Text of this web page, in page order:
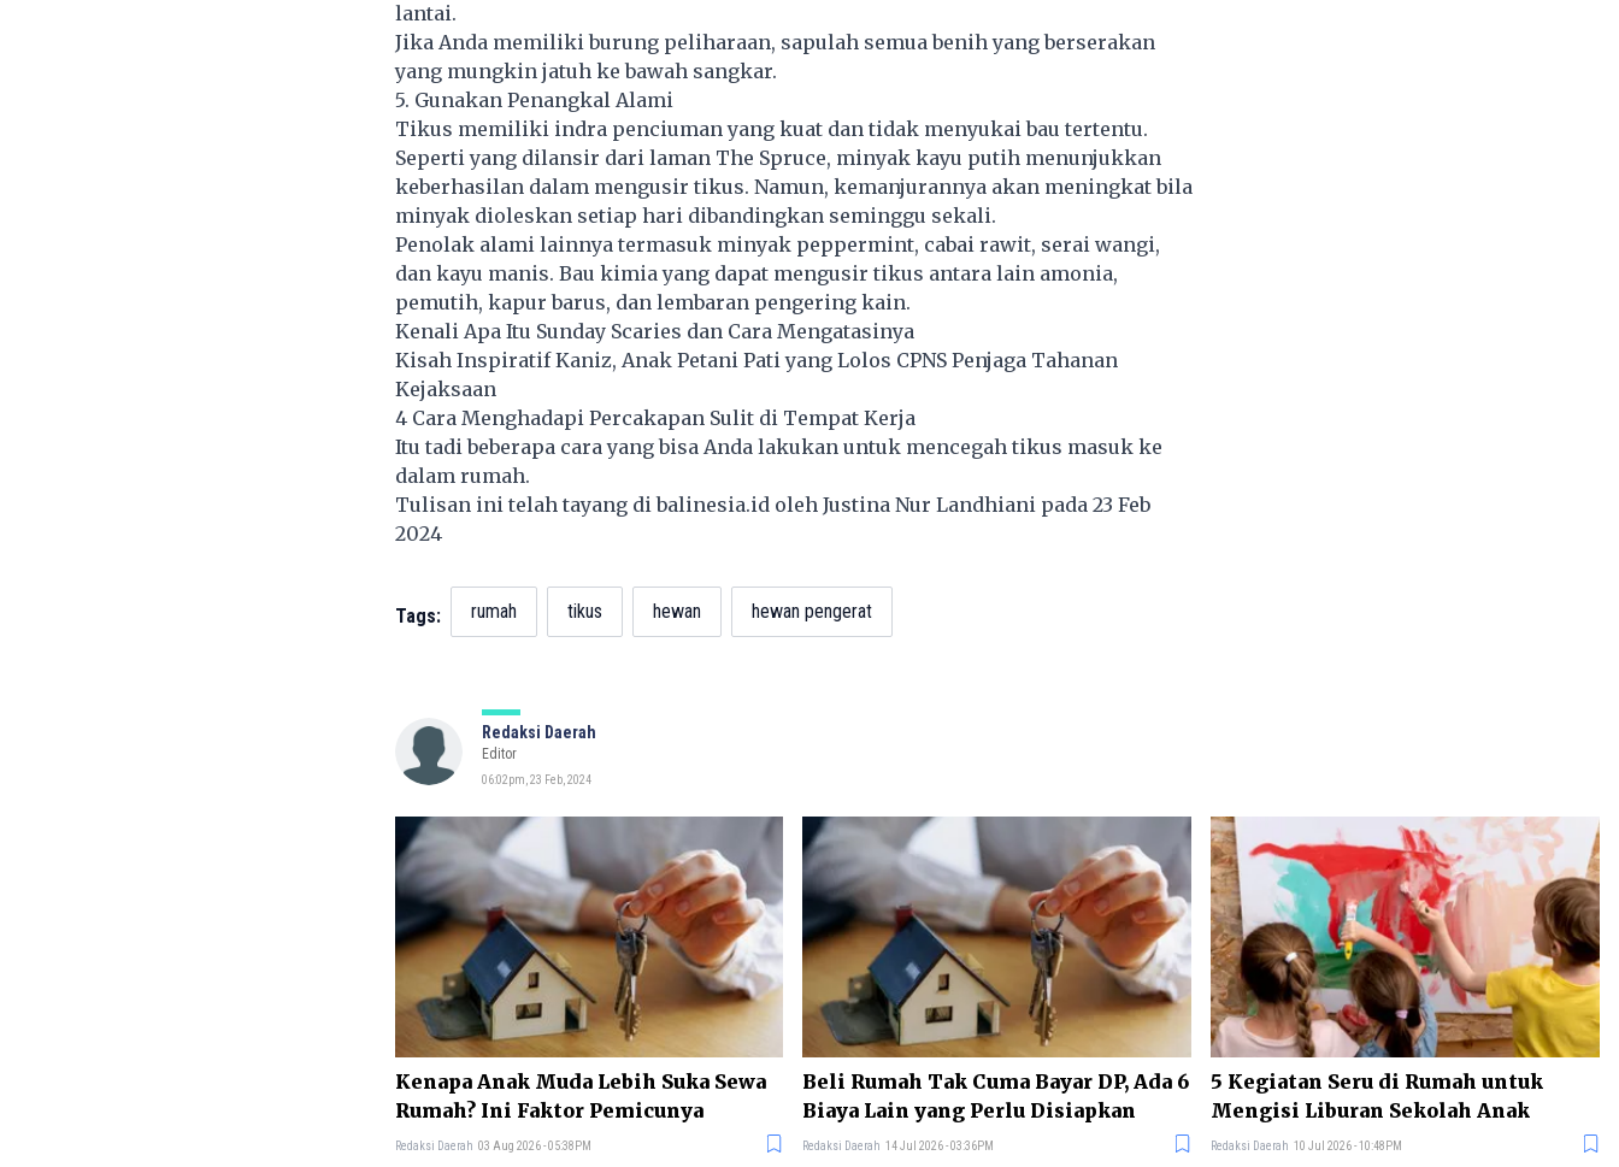
lantai.
Jika Anda memiliki burung peliharaan, sapulah semua benih yang berserakan
yang mungkin jatuh ke bawah sangkar.
5. Gunakan Penangkal Alami
Tikus memiliki indra penciuman yang kuat dan tidak menyukai bau tertentu.
Seperti yang dilansir dari laman The Spruce, minyak kayu putih menunjukkan
keberhasilan dalam mengusir tikus. Namun, kemanjurannya akan meningkat bila
minyak dioleskan setiap hari dibandingkan seminggu sekali.
Penolak alami lainnya termasuk minyak peppermint, cabai rawit, serai wangi,
dan kayu manis. Bau kimia yang dapat mengusir tikus antara lain amonia,
pemutih, kapur barus, dan lembaran pengering kain.
Kenali Apa Itu Sunday Scaries dan Cara Mengatasinya
Kisah Inspiratif Kaniz, Anak Petani Pati yang Lolos CPNS Penjaga Tahanan
Kejaksaan
4 Cara Menghadapi Percakapan Sulit di Tempat Kerja
Itu tadi beberapa cara yang bisa Anda lakukan untuk mencegah tikus masuk ke
dalam rumah.
Tulisan ini telah tayang dibalinesia.idoleh Justina Nur Landhiani pada 23 Feb
2024
Tags: rumah tikus hewan hewan pengerat
Redaksi Daerah
Editor
06:02pm, 23 Feb, 2024
Kenapa Anak Muda Lebih Suka Sewa
Rumah? Ini Faktor Pemicunya
Redaksi Daerah 03 Aug 2026 - 05:38PM
Beli Rumah Tak Cuma Bayar DP, Ada 6
Biaya Lain yang Perlu Disiapkan
Redaksi Daerah 14 Jul 2026 - 03:36PM
5 Kegiatan Seru di Rumah untuk
Mengisi Liburan Sekolah Anak
Redaksi Daerah 10 Jul 2026 - 10:48PM